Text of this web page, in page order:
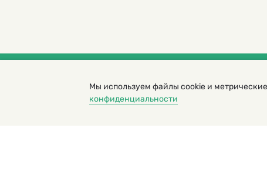
© 2000 – 2026. Кукумбер. Литературный
Копирование материалов возможно только с разрешения
Мы используем файлы cookie и
конфиденциальности